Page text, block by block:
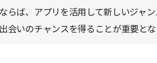
らば、アプリを活用して新しいジャン
会いのチャンスを得ることが重要とな